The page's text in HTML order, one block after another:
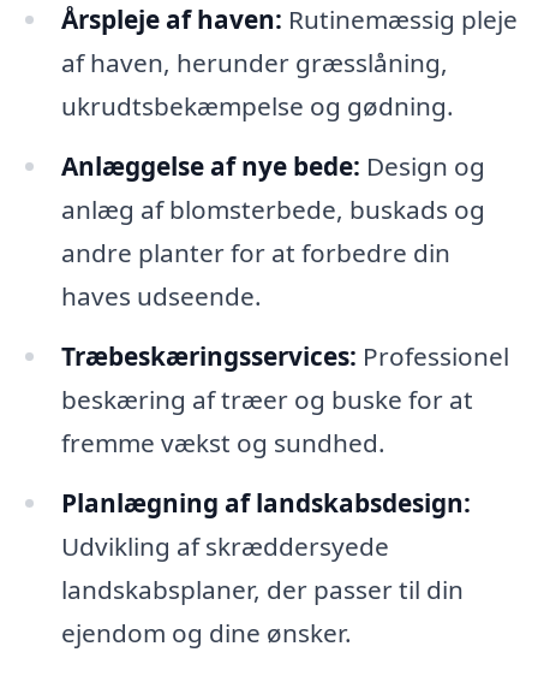
Årspleje af haven: Rutinemæssig pleje
af haven, herunder græsslåning,
ukrudtsbekæmpelse og gødning.
Anlæggelse af nye bede: Design og
anlæg af blomsterbede, buskads og
andre planter for at forbedre din
haves udseende.
Træbeskæringsservices: Professionel
beskæring af træer og buske for at
fremme vækst og sundhed.
Planlægning af landskabsdesign:
Udvikling af skræddersyede
landskabsplaner, der passer til din
ejendom og dine ønsker.